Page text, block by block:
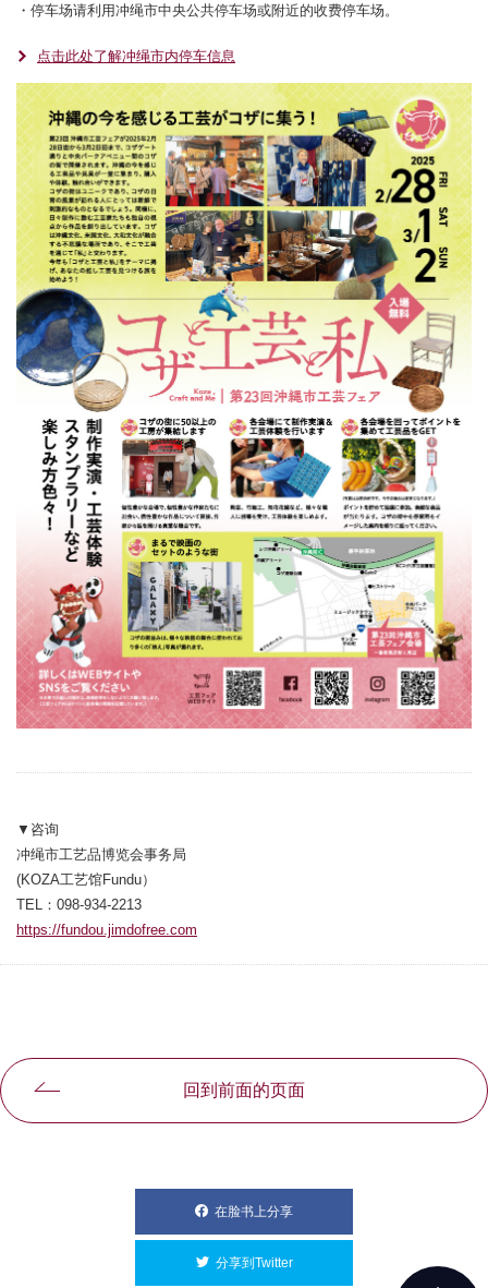
・停车场请利用冲绳市中央公共停车场或附近的收费停车场。
点击此处了解冲绳市内停车信息
▼咨询
冲绳市工艺品博览会事务局
(KOZA工艺馆Fundu）
TEL：098-934-2213
https://fundou.jimdofree.com
回到前面的页面
在脸书上分享
分享到Twitter別ウィンドウで開きます